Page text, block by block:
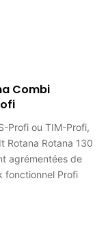
Combi
Profi ou TIM-Profi,
Rotana Rotana 130
agrémentées de
fonctionnel Profi